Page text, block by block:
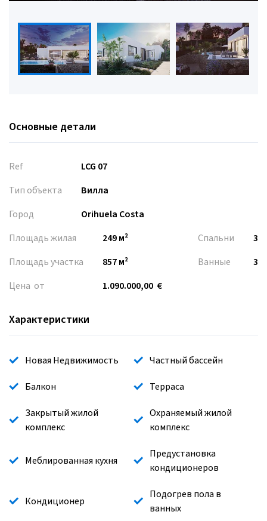
Основные детали
Ref
LCG 07
Тип объекта
Вилла
Город
Orihuela Costa
Площадь жилая
249 м²
Площадь участка
857 м²
Цена от
1.090.000,00 €
Спальни
3
Ванные
3
Характеристики
Новая Недвижимость
Частный бассейн
Балкон
Терраса
Закрытый жилой
комплекс
Охраняемый жилой
комплекс
Меблированная кухня
Предустановка
кондиционеров
Кондиционер
Подогрев пола в
ванных